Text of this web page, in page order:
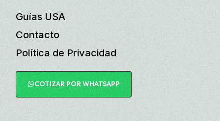
Guías USA
Contacto
Política de Privacidad
COTIZAR POR WHATSAPP